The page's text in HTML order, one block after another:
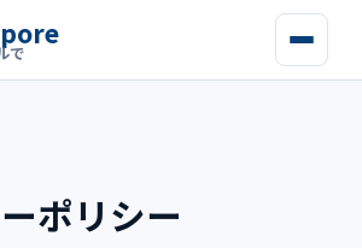
で
ポリシー